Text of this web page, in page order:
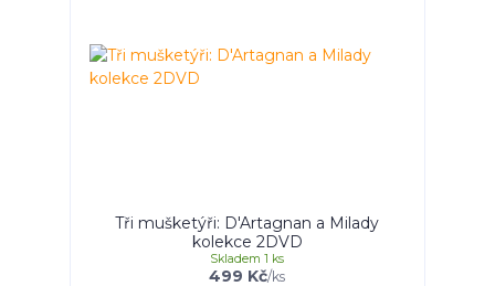
Tři mušketýři: D'Artagnan a Milady
kolekce 2DVD
499 Kč/ks
Skladem 1 ks